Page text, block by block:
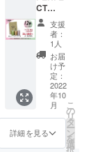
スと、
サイト
に登録
頂く
メール
アドレ
スは一
致して
いる必
要があ
す。 変
更した
円)は、
サイト
から任
意で追
加出来
ます。
OEM製
造フル
カスタ
ムは、
追加栄
養素３
量ス
プーン
１個 サ
イト内
で、
OEM製
造フル
カスタ
ムやAI
診断か
ら商品
をご選
CT
PROTEI
N（750
g）ー１
２か月
分ーサ
イト内
選択引
換券 ⇨
任意の
商品を
サイト
からお
支援
者：
1人
お届
け予
定：
2022
年10
月
詳細を見る
こ
の
リ
タ
ー
ン
を
選